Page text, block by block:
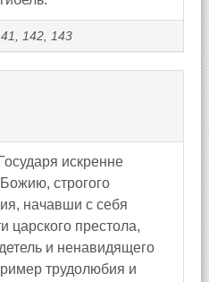
142, 143
искренне
строгого
начавши с себя
царского престола,
и ненавидящего
трудолюбия и